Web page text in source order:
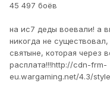
45 497 боёв
на ис7 деды воевали! а
никогда не
святыне, которая через
расплата!!!http://cdn-frm-
eu.wargaming.net/4.3/